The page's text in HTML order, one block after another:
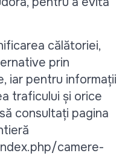
călătoriei,
prin
iar pentru informații
traficului și orice
consultați pagina
camere-